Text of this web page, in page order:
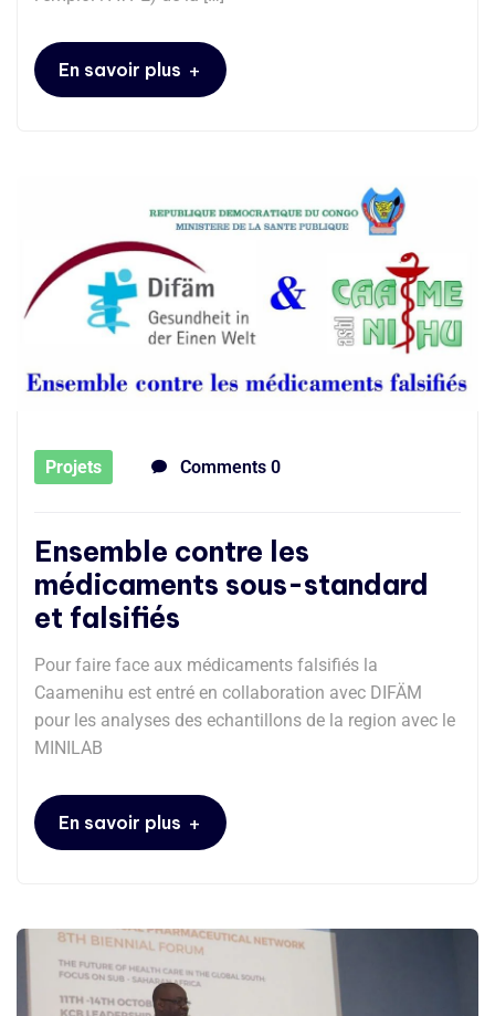
En savoir plus +
Projets Comments 0
Ensemble contre les
médicaments sous-standard
et falsifiés
Pour faire face aux médicaments falsifiés la
Caamenihu est entré en collaboration avec DIFÄM
pour les analyses des echantillons de la region avec le
MINILAB
En savoir plus +